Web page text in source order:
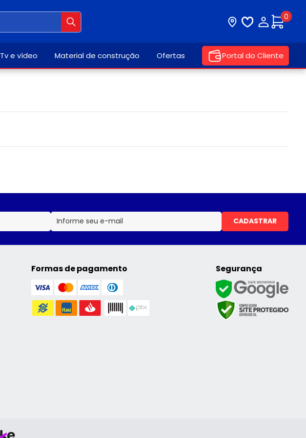
Visite nossa loja
Lista deMinha
0
Tv e vídeo Material de construção Ofertas Portal do Cliente
CADASTRAR
Formas de pagamento Segurança